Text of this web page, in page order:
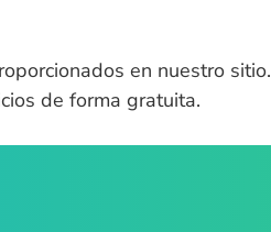
en nuestro sitio.
de forma gratuita.